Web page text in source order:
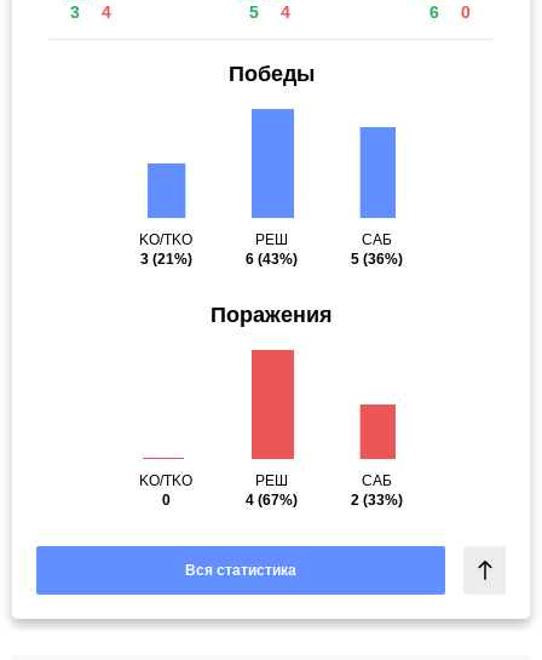
3 4 5 4 6 0
Победы
KO/TKO
3(21%)
РЕШ
6 (43%)
САБ
5 (36%)
Поражения
KO/TKO
0
РЕШ
4 (67%)
САБ
2 (33%)
Вся статистика